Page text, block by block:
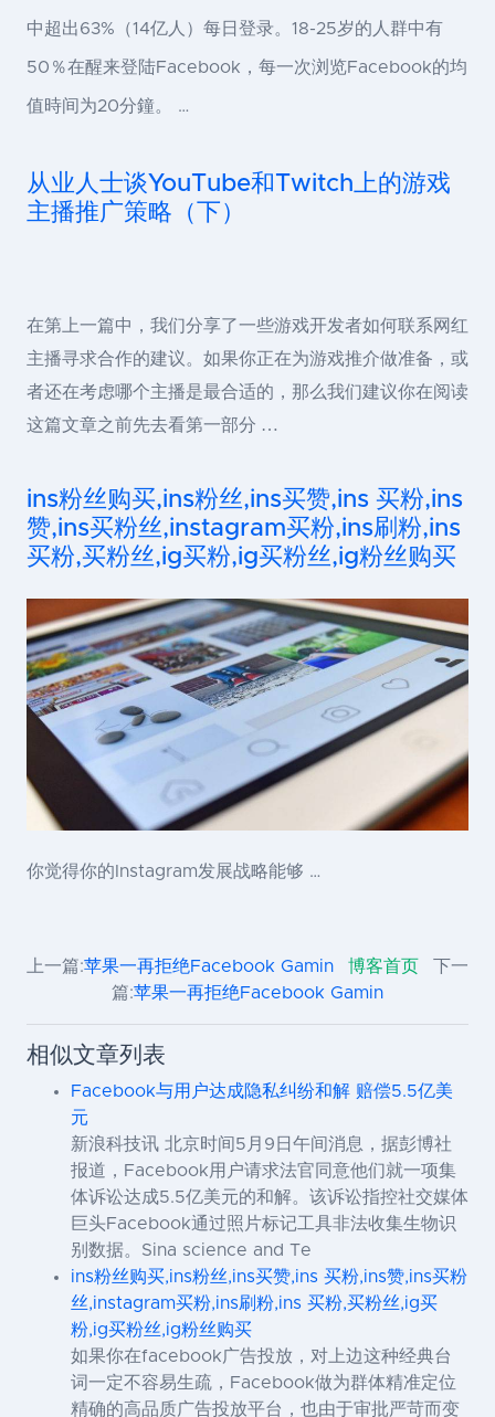
中超出63%（14亿人）每日登录。18-25岁的人群中有
50％在醒来登陆Facebook，每一次浏览Facebook的均
值時间为20分鐘。 …
从业人士谈YouTube和Twitch上的游戏
主播推广策略（下）
在第上一篇中，我们分享了一些游戏开发者如何联系网红
主播寻求合作的建议。如果你正在为游戏推介做准备，或
者还在考虑哪个主播是最合适的，那么我们建议你在阅读
这篇文章之前先去看第一部分 …
ins粉丝购买,ins粉丝,ins买赞,ins 买粉,ins
赞,ins买粉丝,instagram买粉,ins刷粉,ins
买粉,买粉丝,ig买粉,ig买粉丝,ig粉丝购买
你觉得你的Instagram发展战略能够 …
上一篇:苹果一再拒绝Facebook Gamin 博客首页
下一
篇:苹果一再拒绝Facebook Gamin
相似文章列表
Facebook与用户达成隐私纠纷和解 赔偿5.5亿美
元
新浪科技讯 北京时间5月9日午间消息，据彭博社
报道，Facebook用户请求法官同意他们就一项集
体诉讼达成5.5亿美元的和解。该诉讼指控社交媒体
巨头Facebook通过照片标记工具非法收集生物识
别数据。Sina science and Te
ins粉丝购买,ins粉丝,ins买赞,ins 买粉,ins赞,ins买粉
丝,instagram买粉,ins刷粉,ins 买粉,买粉丝,ig买
粉,ig买粉丝,ig粉丝购买
如果你在facebook广告投放，对上边这种经典台
词一定不容易生疏，Facebook做为群体精准定位
精确的高品质广告投放平台，也由于审批严苛而变